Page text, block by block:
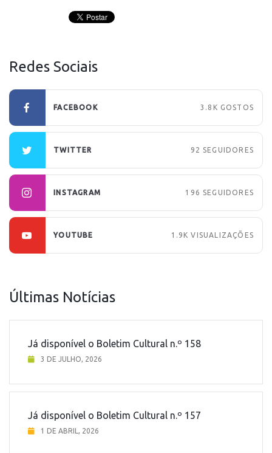
Redes Sociais
FACEBOOK 3.8K GOSTOS
TWITTER 92 SEGUIDORES
INSTAGRAM 196 SEGUIDORES
YOUTUBE 1.9K VISUALIZAÇÕES
Últimas Notícias
Já disponível o Boletim Cultural n.º 158
3 DE JULHO, 2026
Já disponível o Boletim Cultural n.º 157
1 DE ABRIL, 2026